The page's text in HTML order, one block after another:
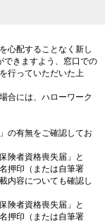
心配することなく新し
できますよう、窓口での
行っていただいた上
合には、ハローワーク
の有無をご確認してお
険者資格喪失届」と
押印（または自筆署
内容についても確認し
険者資格喪失届」と
押印（または自筆署